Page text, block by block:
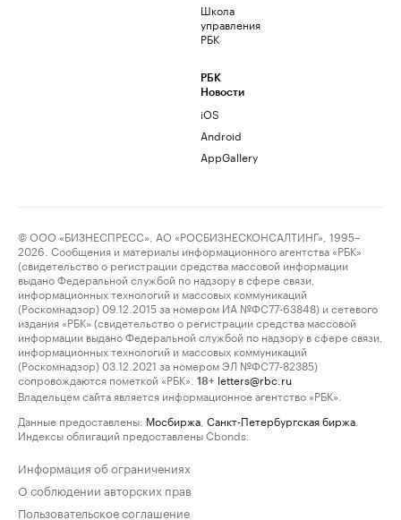
Школа
управления
РБК
РБК
Новости
iOS
Android
AppGallery
© ООО «БИЗНЕСПРЕСС», АО «РОСБИЗНЕСКОНСАЛТИНГ», 1995–
2026. Сообщения и материалы информационного агентства «РБК»
(свидетельство о регистрации средства массовой информации
выдано Федеральной службой по надзору в сфере связи,
информационных технологий и массовых коммуникаций
(Роскомнадзор) 09.12.2015 за номером ИА №ФС77-63848) и сетевого
издания «РБК» (свидетельство о регистрации средства массовой
информации выдано Федеральной службой по надзору в сфере связи,
информационных технологий и массовых коммуникаций
(Роскомнадзор) 03.12.2021 за номером ЭЛ №ФС77-82385)
сопровождаются пометкой «РБК».
18+ letters@rbc.ru
Владельцем сайта является информационное агентство «РБК».
Данные предоставлены: Мосбиржа Санкт-Петербургская биржа
Индексы облигаций предоставлены Cbonds.
Информация об ограничениях
О соблюдении авторских прав
Пользовательское соглашение